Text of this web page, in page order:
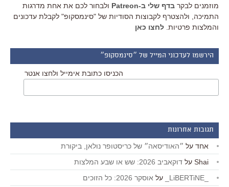
מוזמנים לבקר בדף שלי ב-Patreon
ולבחור לכם את אחת מדרגות
התמיכה, ולהצטרף לקבוצות הסודיות של "סינמסקופ" לקבלת עדכונים
והמלצות פרטיות. לחצו כאן
הירשמו לעדכוני המייל של ״סינמסקופ״
הכניסו כתובת אימייל ולחצו אנטר
תגובות אחרונות
אחד על ״האודיסאה״ של כריסטופר נולאן, ביקורת
Shai על דוקאביב 2026: שש או שבע המלצות
על אוסקר 2026: כל הזוכים